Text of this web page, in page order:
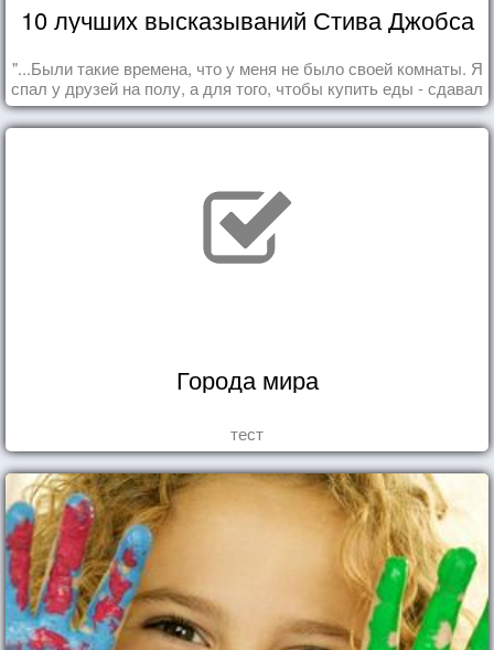
10 лучших высказываний Стива Джобса
"...Были такие времена, что у меня не было своей комнаты. Я
спал у друзей на полу, а для того, чтобы купить еды - сдавал
бутылки из под кока-колы"
Города мира
тест